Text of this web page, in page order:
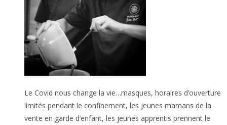
Le Covid nous change la vie…masques, horaires d’ouverture
limités pendant le confinement, les jeunes mamans de la
vente en garde d’enfant, les jeunes apprentis prennent le